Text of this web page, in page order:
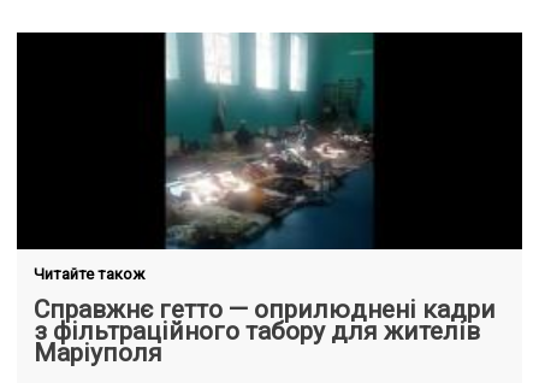
Читайте також
Справжнє гетто — оприлюднені кадри
з фільтраційного табору для жителів
Маріуполя